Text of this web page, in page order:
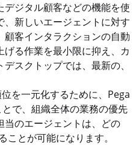
ジタル顧客などの機能を使
新しいエージェントに対す
客インタラクションの自動
る作業を最小限に抑え、カ
スクトップでは、最新の、
を一元化するために、Pega
で、組織全体の業務の優先
のエージェントは、どの
とが可能になります。